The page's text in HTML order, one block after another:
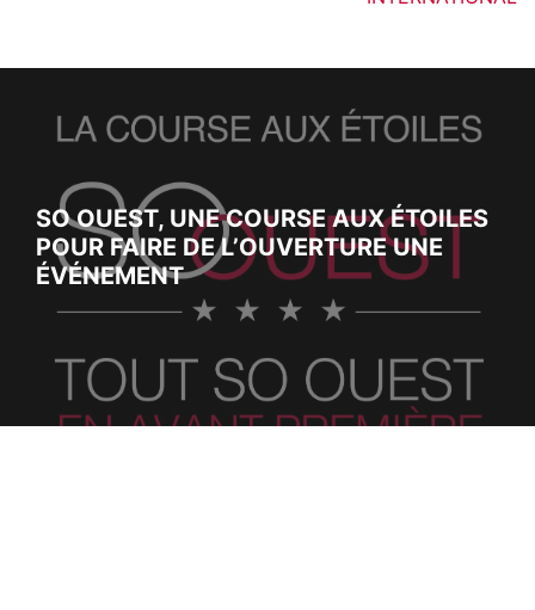
SO OUEST, UNE COURSE AUX ÉTOILES
POUR FAIRE DE L’OUVERTURE UNE
ÉVÉNEMENT